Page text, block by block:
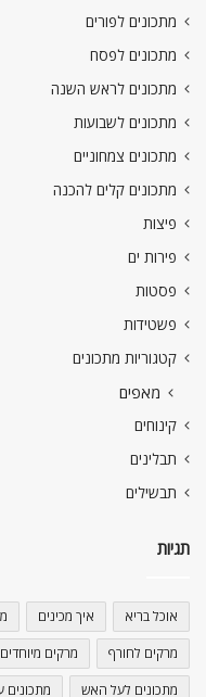
מתכונים לפורים
מתכונים לפסח
מתכונים לראש השנה
מתכונים לשבועות
מתכונים צמחוניים
מתכונים קלים להכנה
פיצות
פירות ים
פסטות
פשטידות
קטגוריות מתכונים
מאפים
קינוחים
תבלינים
תבשילים
תגיות
אוכל בריא איך מכינים
מרקים לחורף מרקים מיוחדים
מתכונים לעל האש מתכונים